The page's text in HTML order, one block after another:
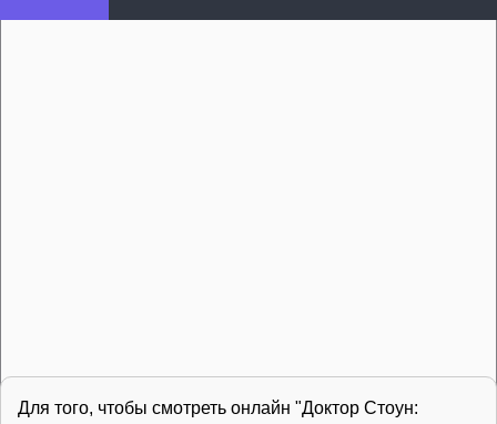
Для того, чтобы смотреть онлайн "Доктор Стоун: